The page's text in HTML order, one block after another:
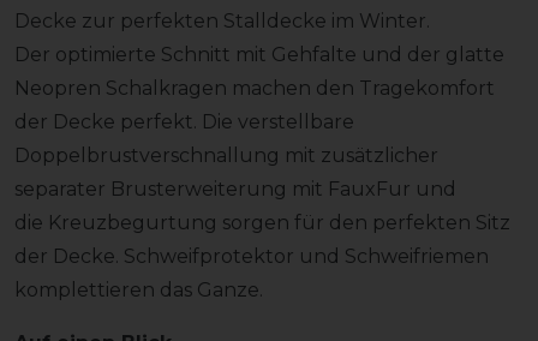
Decke zur perfekten Stalldecke im Winter.
Der optimierte Schnitt mit Gehfalte und der glatte
Neopren Schalkragen machen den Tragekomfort
der Decke perfekt. Die verstellbare
Doppelbrustverschnallung mit zusätzlicher
separater Brusterweiterung mit FauxFur und
die Kreuzbegurtung sorgen für den perfekten Sitz
der Decke. Schweifprotektor und Schweifriemen
komplettieren das Ganze.